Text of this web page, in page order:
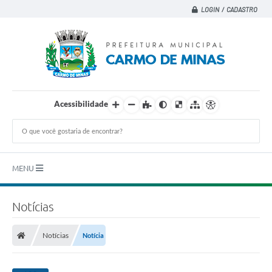
LOGIN / CADASTRO
Acessibilidade
MENU
DEPARTAMENTOS
Notícias
Notícias Notícia